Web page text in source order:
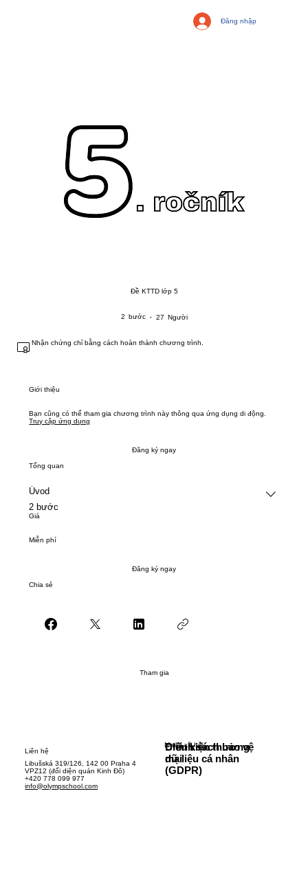
Đăng nhập
Đề KTTD lớp 5
2 bước2 bước
27 Người27 Người
Nhận chứng chỉ bằng cách hoàn thành chương trình.
Giới thiệu
Bạn cũng có thể tham gia chương trình này thông qua ứng dụng di động.
Truy cập ứng dụng
Đăng ký ngay
Tổng quan
Úvod
.
2 bước
Giá
Miễn phí
Đăng ký ngay
Chia sẻ
Tham gia
Mạng xã hội
Chính sách bảo vệ
dữ liệu cá nhân
(GDPR)
Điều kiện thương
mại
Liên hệ
Libušská 319/126, 142 00 Praha 4
VPZ12 (đối diện quán Kinh Đô)
+420 778 099 977
info@olympschool.com